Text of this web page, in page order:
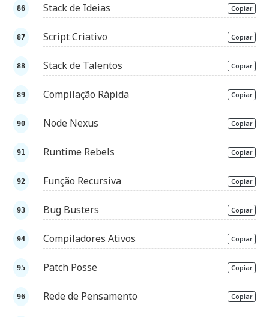
Stack de Ideias Copiar
Script Criativo Copiar
Stack de Talentos Copiar
Compilação Rápida Copiar
Node Nexus Copiar
Runtime Rebels Copiar
Função Recursiva Copiar
Bug Busters Copiar
Compiladores Ativos Copiar
Patch Posse Copiar
Rede de Pensamento Copiar